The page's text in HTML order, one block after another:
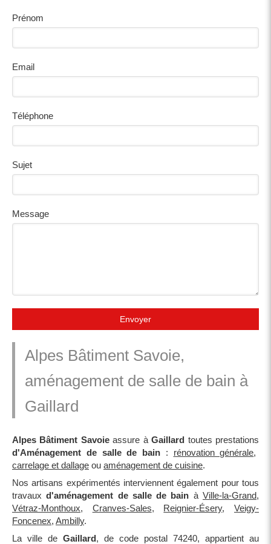
Prénom
Email
Téléphone
Sujet
Message
Envoyer
Alpes Bâtiment Savoie,
aménagement de salle de bain à
Gaillard
Alpes Bâtiment Savoieassure àGaillard toutes prestations
d'Aménagement de salle de bain : rénovation générale,
carrelage et dallage ou aménagement de cuisine.
Nos artisans expérimentés interviennent également pour tous
travaux d'aménagement de salle de bain àVille-la-Grand,
Vétraz-Monthoux, Cranves-Sales, Reignier-Ésery,Veigy-
Foncenex, Ambilly.
La ville de Gaillard, de code postal 74240, appartient au